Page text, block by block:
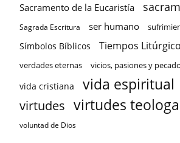
Sacramento de la Eucaristía
Sagrada Escritura ser humano
Símbolos Bíblicos Tiempos
verdades eternas vicios, pasiones y
vida cristiana vida espiritual
virtudes virtudes
voluntad de Dios